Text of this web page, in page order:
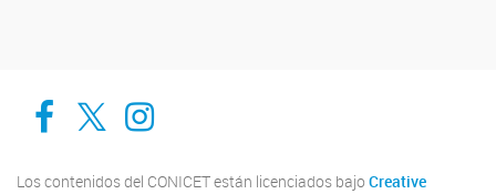
Cadic en RedCADIC Ushuaia
Cadic en Red
Los contenidos del CONICET están licenciados bajo Creative